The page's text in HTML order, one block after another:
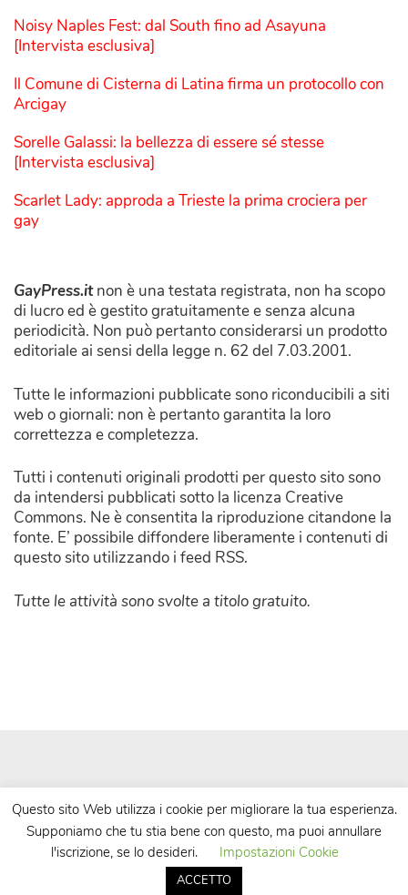
Noisy Naples Fest: dal South fino ad Asayuna
[Intervista esclusiva]
Il Comune di Cisterna di Latina firma un protocollo con
Arcigay
Sorelle Galassi: la bellezza di essere sé stesse
[Intervista esclusiva]
Scarlet Lady: approda a Trieste la prima crociera per
gay
GayPress.itnon è una testata registrata, non ha scopo
di lucro ed è gestito gratuitamente e senza alcuna
periodicità. Non può pertanto considerarsi un prodotto
editoriale ai sensi della legge n. 62 del 7.03.2001.
Tutte le informazioni pubblicate sono riconducibili a siti
web o giornali: non è pertanto garantita la loro
correttezza e completezza.
Tutti i contenuti originali prodotti per questo sito sono
da intendersi pubblicati sotto la licenza Creative
Commons. Ne è consentita la riproduzione citandone la
fonte. E’ possibile diffondere liberamente i contenuti di
questo sito utilizzando i feed RSS.
Tutte le attività sono svolte a titolo gratuito.
| Powered byWordPress| Theme byTheBootstrapThemes
Questo sito Web utilizza i cookie per migliorare la tua esperienza.
Supponiamo che tu stia bene con questo, ma puoi annullare
l'iscrizione, se lo desideri.
Impostazioni Cookie
ACCETTO